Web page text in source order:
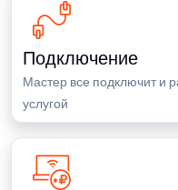
Подключение
Мастер все подключит и
услугой